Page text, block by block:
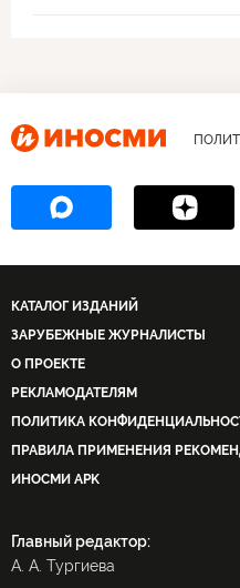
КАТАЛОГ ИЗДАНИЙ
ЗАРУБЕЖНЫЕ ЖУРНАЛИСТЫ
О ПРОЕКТЕ
РЕКЛАМОДАТЕЛЯМ
ПОЛИТИКА
ПРАВИЛА ПРИМЕНЕНИЯ
ИНОСМИ APK
Главный редактор:
А. А. Тургиева